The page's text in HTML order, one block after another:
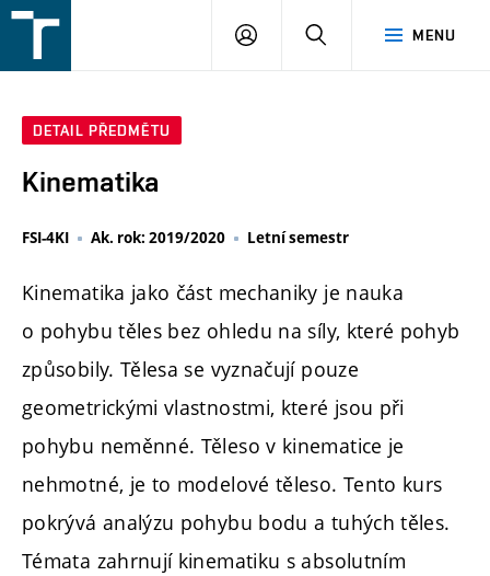
v
MENU
PŘIHLÁŠENÍ
DETAIL PŘEDMĚTU
Kinematika
FSI-4KI Ak. rok: 2019/2020 Letní semestr
Kinematika jako část mechaniky je nauka
o pohybu těles bez ohledu na síly, které pohyb
způsobily. Tělesa se vyznačují pouze
geometrickými vlastnostmi, které jsou při
pohybu neměnné. Těleso v kinematice je
nehmotné, je to modelové těleso. Tento kurs
pokrývá analýzu pohybu bodu a tuhých těles.
Témata zahrnují kinematiku s absolutním